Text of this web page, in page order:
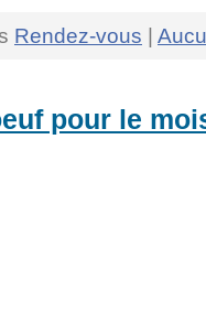
Rendez-vous |
pour le